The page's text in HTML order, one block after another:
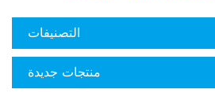
التصنيفات
منتجات جديدة